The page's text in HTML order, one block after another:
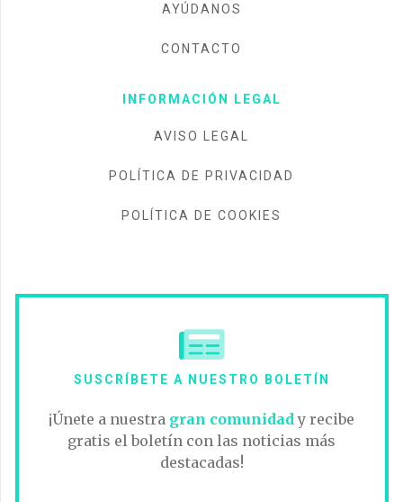
AYÚDANOS
CONTACTO
INFORMACIÓN LEGAL
AVISO LEGAL
POLÍTICA DE PRIVACIDAD
POLÍTICA DE COOKIES
SUSCRÍBETE A NUESTRO BOLETÍN
¡Únete a nuestra gran comunidad y recibe
gratis el boletín con las noticias más
destacadas!